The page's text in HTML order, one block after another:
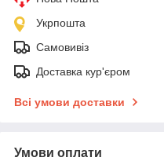
Укрпошта
Самовивіз
Доставка кур'єром
Всі умови доставки
Умови оплати